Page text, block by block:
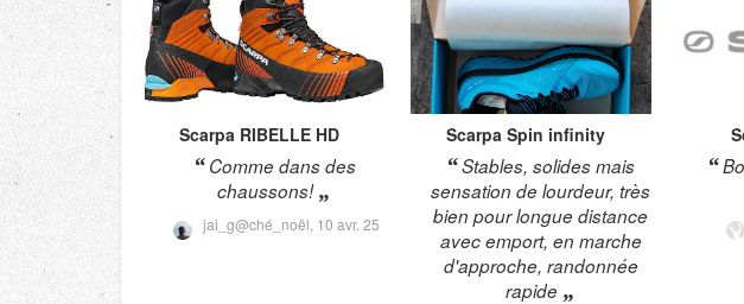
Scarpa RIBELLE HD
Comme dans des
chaussons!
jai_g@ché_noël, 10 avr. 25
Scarpa Spin infinity
Stables, solides mais
sensation de lourdeur, très
bien pour longue distance
avec emport, en marche
d'approche, randonnée
rapide